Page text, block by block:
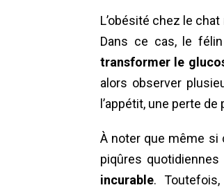
L’obésité chez le
Dans ce cas, le
transformer le
alors observer
l’appétit, une perte
À noter que même si
piqûres
incurable.